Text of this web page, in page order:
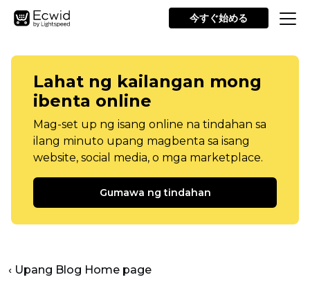
今すぐ始める
Lahat ng kailangan mong
ibenta online
Mag-set up ng isang online na tindahan sa
ilang minuto upang magbenta sa isang
website, social media, o mga marketplace.
Gumawa ng tindahan
‹ Upang Blog Home page